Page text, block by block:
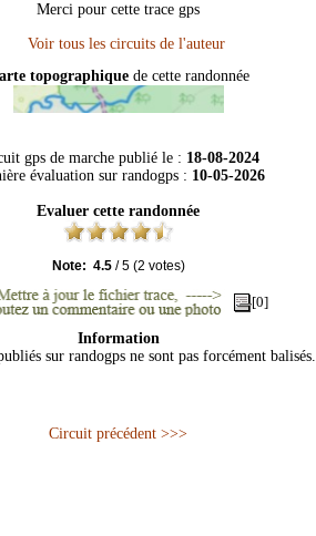
Merci pour cette trace gps
topographique de cette randonnée
gps de marche publié le : 18-08-2024
évaluation sur randogps : 10-05-2026
Evaluer cette randonnée
Note: 4.5/5(2 votes)
[0]
Information
sur randogps ne sont pas forcément balisés.
Circuit précédent >>>